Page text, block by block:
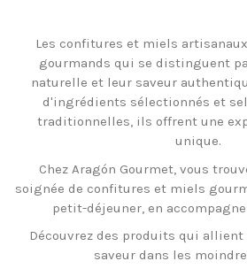
Les confitures et miels
gourmands qui se distinguent
naturelle et leur saveur
d'ingrédients sélectionnés et
traditionnelles, ils offrent une
unique.
Chez Aragón Gourmet, vous
soignée de confitures et miels
petit-déjeuner, en
Découvrez des produits qui
saveur dans les